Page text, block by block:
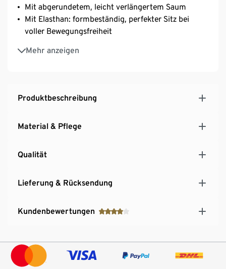
Mit abgerundetem, leicht verlängertem Saum
Mit Elasthan: formbeständig, perfekter Sitz bei
voller Bewegungsfreiheit
Mehr anzeigen
Unterstützt die Initiative Cotton made in Africa
Dieses Sport-Sweatshirt unterstützt die
Produktbeschreibung
Material & Pflege
Qualität
Lieferung & Rücksendung
Kundenbewertungen